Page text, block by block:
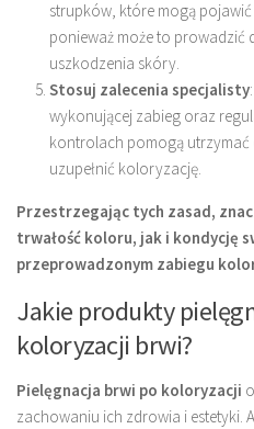
strupków, które mogą
ponieważ może to
uszkodzenia skóry.
Stosuj zalecenia specjalisty
wykonującej zabieg oraz
kontrolach pomogą
uzupełnić koloryzację.
Przestrzegając tych zasad,
trwałość koloru, jak i kondycję
przeprowadzonym zabiegu
Jakie produkty
koloryzacji brwi?
Pielęgnacja brwi po koloryzacji
zachowaniu ich zdrowia i estetyki.